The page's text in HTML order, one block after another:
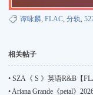
谭咏麟, FLAC, 分轨,
相关帖子
• SZA《 S 》英语R&B【
•Ariana Grande《petal》